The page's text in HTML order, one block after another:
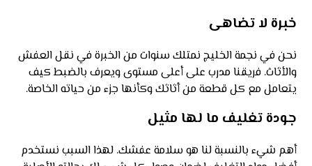
خبرة لا تضاهى
نحن في نجمة الخليج نمتلك سنوات من الخبرة في نقل العفش
والأثاث. فريقنا مدرب على أعلى مستوى ويعرف بالضبط كيف
يتعامل مع كل قطعة من أثاثك وكأنها جزء من حياته الخاصة.
جودة تغليف ما لها مثيل
أهم شيء بالنسبة لنا هو سلامة عفشك. لهذا السبب نستخدم